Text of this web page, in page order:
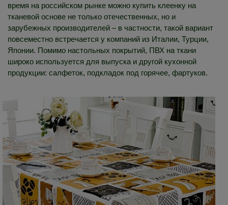
время на российском рынке можно купить клеенку на
тканевой основе не только отечественных, но и
зарубежных производителей – в частности, такой вариант
повсеместно встречается у компаний из Италии, Турции,
Японии. Помимо настольных покрытий, ПВХ на ткани
широко используется для выпуска и другой кухонной
продукции: салфеток, подкладок под горячее, фартуков.